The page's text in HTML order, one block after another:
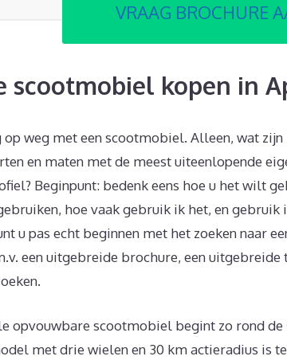
VRAAG BROCHURE
scootmobiel kopen in
weg met een scootmobiel. Alleen, wat
en maten met de meest uiteenlopende
Beginpunt: bedenk eens hoe u het wilt
hoe vaak gebruik ik het, en
u pas echt beginnen met het zoeken naar
een uitgebreide brochure, een
opvouwbare scootmobiel begint zo rond de
met drie wielen en 30 km actieradius is